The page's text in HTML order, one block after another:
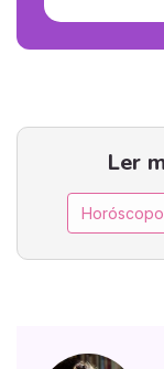
Ler
Horóscopo